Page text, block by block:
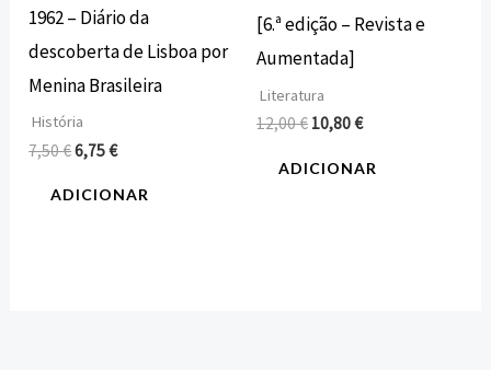
1962 – Diário da
descoberta de Lisboa por
Menina Brasileira
História
7,50€6,75€
ADICIONAR
[6.ª edição – Revista e
Aumentada]
Literatura
12,00€ 10,80€
ADICIONAR